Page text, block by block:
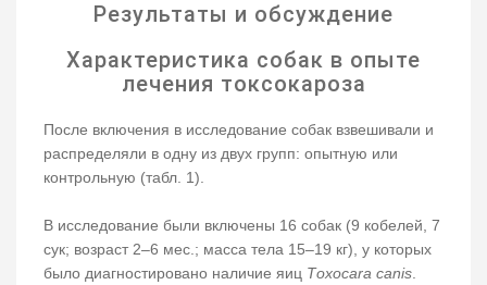
Результаты и обсуждение
Характеристика собак в опыте
лечения токсокароза
После включения в исследование собак взвешивали и
распределяли в одну из двух групп: опытную или
контрольную (табл. 1).
В исследование были включены 16 собак (9 кобелей, 7
сук; возраст 2–6 мес.; масса тела 15–19 кг), у которых
было диагностировано наличие яиц Тoxocara canis.